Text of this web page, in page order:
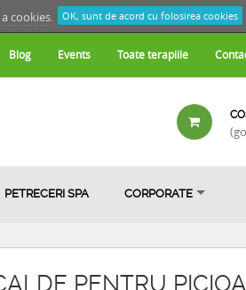
cookies. OK, sunt de acord cu folosirea cookies
Blog Events Toate terapiile
PETRECERI SPA CORPORATE
PENTRU